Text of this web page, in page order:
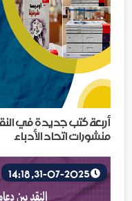
أربعة كتب جديدة في
منشورات اتحاد الأدباء